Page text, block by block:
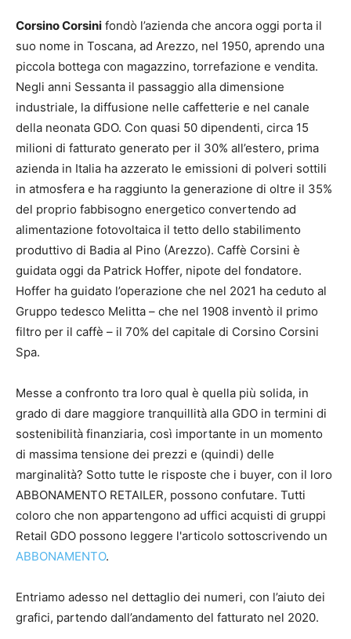
Corsino Corsini fondò l’azienda che ancora oggi porta il
suo nome in Toscana, ad Arezzo, nel 1950, aprendo una
piccola bottega con magazzino, torrefazione e vendita.
Negli anni Sessanta il passaggio alla dimensione
industriale, la diffusione nelle caffetterie e nel canale
della neonata GDO. Con quasi 50 dipendenti, circa 15
milioni di fatturato generato per il 30% all’estero, prima
azienda in Italia ha azzerato le emissioni di polveri sottili
in atmosfera e ha raggiunto la generazione di oltre il 35%
del proprio fabbisogno energetico convertendo ad
alimentazione fotovoltaica il tetto dello stabilimento
produttivo di Badia al Pino (Arezzo). Caffè Corsini è
guidata oggi da Patrick Hoffer, nipote del fondatore.
Hoffer ha guidato l’operazione che nel 2021 ha ceduto al
Gruppo tedesco Melitta – che nel 1908 inventò il primo
filtro per il caffè – il 70% del capitale di Corsino Corsini
Spa.
Messe a confronto tra loro qual è quella più solida, in
grado di dare maggiore tranquillità alla GDO in termini di
sostenibilità finanziaria, così importante in un momento
di massima tensione dei prezzi e (quindi) delle
marginalità? Sotto tutte le risposte che i buyer, con il loro
ABBONAMENTO RETAILER, possono confutare. Tutti
coloro che non appartengono ad uffici acquisti di gruppi
Retail GDO possono leggere l'articolo sottoscrivendo un
ABBONAMENTO.
Entriamo adesso nel dettaglio dei numeri, con l’aiuto dei
grafici, partendo dall’andamento del fatturato nel 2020.